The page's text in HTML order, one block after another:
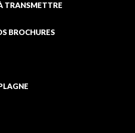
TRANSMETTRE
BROCHURES